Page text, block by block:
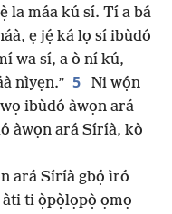
la máa kú sí. Tí a bá
ẹ jẹ́ ká lọ sí ibùdó
wa sí, a ò ní kú,
nìyẹn.” 5
Ni wọ́n
ibùdó àwọn ará
àwọn ará Síríà, kò
ará Síríà gbọ́ ìró
ti ọ̀pọ̀lọpọ̀ ọmọ